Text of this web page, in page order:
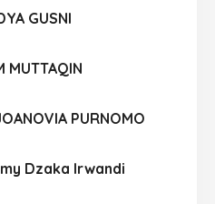
GUSNI
MUTTAQIN
PURNOMO
Dzaka Irwandi